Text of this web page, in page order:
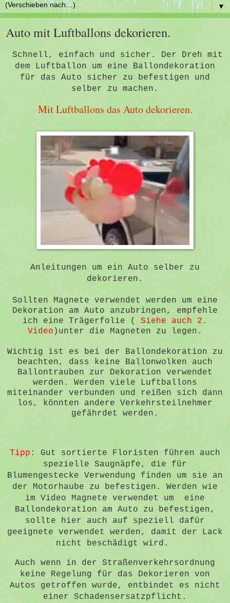
▼
Auto mit Luftballons dekorieren.
Schnell, einfach und sicher. Der Dreh mit
dem Luftballon um eine Ballondekoration
für das Auto sicher zu befestigen und
selber zu machen.
Mit Luftballons das Auto dekorieren.
Anleitungen um ein Auto selber zu
dekorieren.
Sollten Magnete verwendet werden um eine
Dekoration am Auto anzubringen, empfehle
ich eine Trägerfolie ( Siehe auch 2.
Video )unter die Magneten zu legen.
Wichtig ist es bei der Ballondekoration zu
beachten, dass keine Ballonwolken auch
Ballontrauben zur Dekoration verwendet
werden. Werden viele Luftballons
miteinander verbunden und reißen sich dann
los, könnten andere Verkehrsteilnehmer
gefährdet werden.
Tipp : Gut sortierte Floristen führen auch
spezielle Saugnäpfe, die für
Blumengestecke Verwendung finden um sie an
der Motorhaube zu befestigen. Werden wie
im Video Magnete verwendet um eine
Ballondekoration am Auto zu befestigen,
sollte hier auch auf speziell dafür
geeignete verwendet werden, damit der Lack
nicht beschädigt wird.
Auch wenn in der Straßenverkehrsordnung
keine Regelung für das Dekorieren von
Autos getroffen wurde, entbindet es nicht
einer Schadensersatzpflicht.